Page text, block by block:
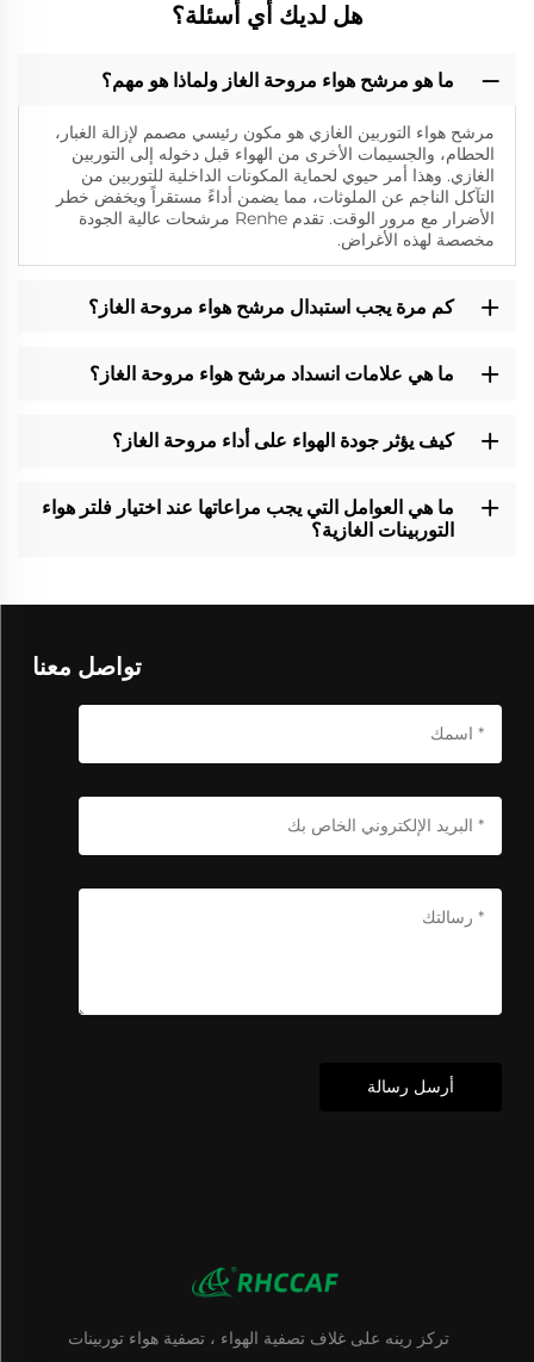
هل لديك أي أسئلة؟
ما هو مرشح هواء مروحة الغاز ولماذا هو مهم؟
مرشح هواء التوربين الغازي هو مكون رئيسي مصمم لإزالة الغبار،
الحطام، والجسيمات الأخرى من الهواء قبل دخوله إلى التوربين
الغازي. وهذا أمر حيوي لحماية المكونات الداخلية للتوربين من
التآكل الناجم عن الملوثات، مما يضمن أداءً مستقراً ويخفض خطر
الأضرار مع مرور الوقت. تقدم Renhe مرشحات عالية الجودة
مخصصة لهذه الأغراض.
كم مرة يجب استبدال مرشح هواء مروحة الغاز؟
ما هي علامات انسداد مرشح هواء مروحة الغاز؟
كيف يؤثر جودة الهواء على أداء مروحة الغاز؟
ما هي العوامل التي يجب مراعاتها عند اختيار فلتر هواء
التوربينات الغازية؟
تواصل معنا
أرسل رسالة
تركز رينه على غلاف تصفية الهواء ، تصفية هواء توربينات